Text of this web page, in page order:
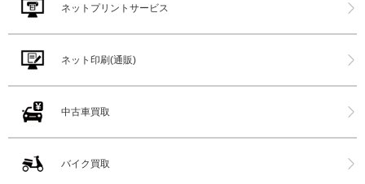
ネットプリントサービス
ネット印刷(通販)
中古車買取
バイク買取